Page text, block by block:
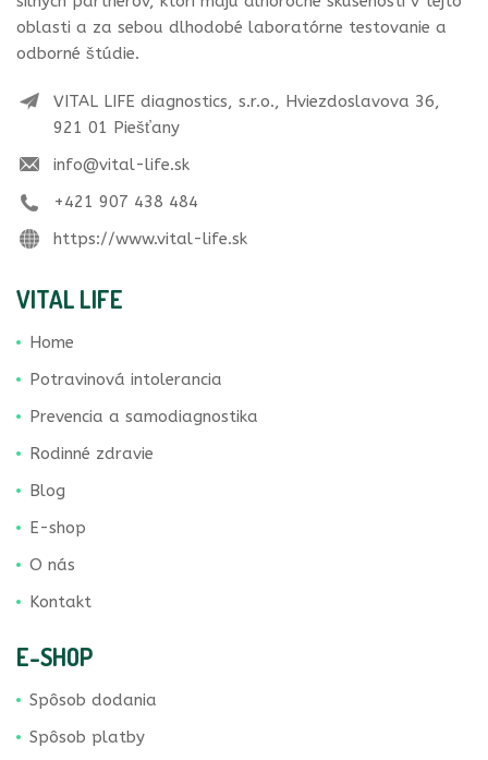
oblasti a za sebou dlhodobé laboratórne testovanie a
odborné štúdie.
VITAL LIFE diagnostics, s.r.o., Hviezdoslavova 36,
921 01 Piešťany
info@vital-life.sk
+421 907 438 484
https://www.vital-life.sk
VITAL LIFE
Home
Potravinová intolerancia
Prevencia a samodiagnostika
Rodinné zdravie
Blog
E-shop
O nás
Kontakt
E-SHOP
Spôsob dodania
Spôsob platby